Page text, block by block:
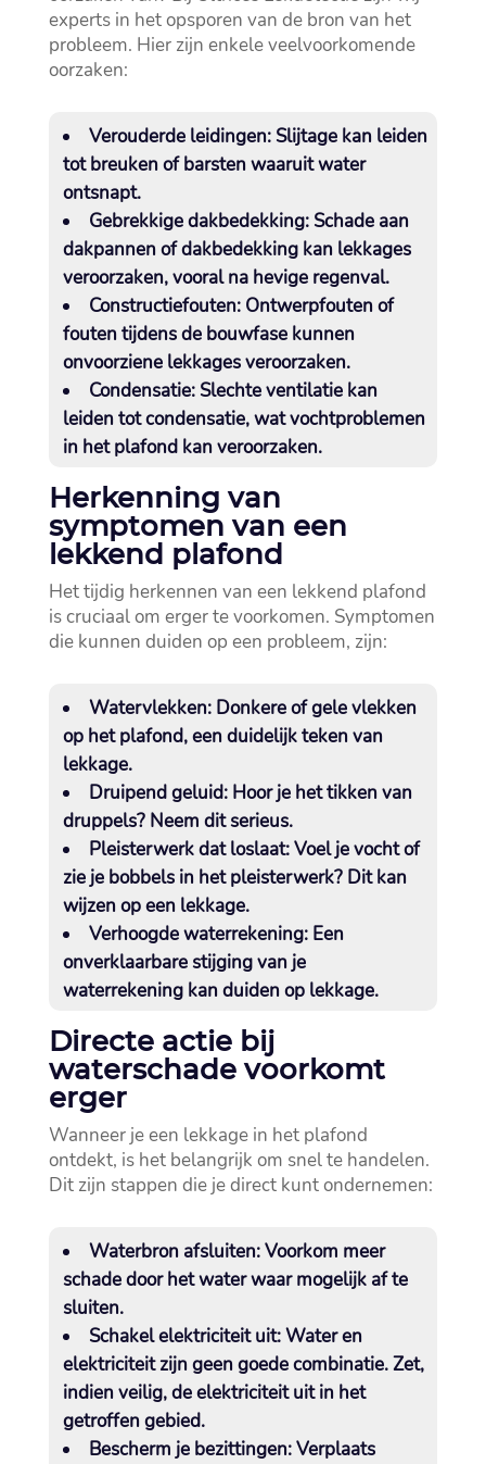
experts in het opsporen van de bron van het
probleem.​ Hier zijn enkele veelvoorkomende
oorzaken:
Verouderde leidingen:Slijtage kan leiden
tot breuken of barsten waaruit water
ontsnapt.​
Gebrekkige dakbedekking:Schade aan
dakpannen of dakbedekking kan lekkages
veroorzaken, vooral na hevige regenval.​
Constructiefouten:Ontwerpfouten of
fouten tijdens de bouwfase kunnen
onvoorziene lekkages veroorzaken.​
Condensatie:Slechte ventilatie kan
leiden tot condensatie, wat vochtproblemen
in het plafond kan veroorzaken.​
Herkenning van
symptomen van een
lekkend plafond
Het tijdig herkennen van een lekkend plafond
is cruciaal om erger te voorkomen.​ Symptomen
die kunnen duiden op een probleem, zijn:
Watervlekken:Donkere of gele vlekken
op het plafond, een duidelijk teken van
lekkage.​
Druipend geluid:Hoor je het tikken van
druppels? Neem dit serieus.​
Pleisterwerk dat loslaat:Voel je vocht of
zie je bobbels in het pleisterwerk? Dit kan
wijzen op een lekkage.​
Verhoogde waterrekening:Een
onverklaarbare stijging van je
waterrekening kan duiden op lekkage.​
Directe actie bij
waterschade voorkomt
erger
Wanneer je een lekkage in het plafond
ontdekt, is het belangrijk om snel te handelen.​
Dit zijn stappen die je direct kunt ondernemen:
Waterbron afsluiten:Voorkom meer
schade door het water waar mogelijk af te
sluiten.​
Schakel elektriciteit uit:Water en
elektriciteit zijn geen goede combinatie.​ Zet,
indien veilig, de elektriciteit uit in het
getroffen gebied.​
Bescherm je bezittingen:Verplaats